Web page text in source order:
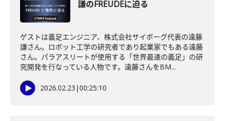
謙のFREUDEに迫る
ゲストは義足エンジニア、株式会社サイボーグ代表の遠藤
謙さん。ロボット工学の研究者であり起業家でもある遠藤
さん。パラアスリートが使用する「世界最速の義足」の研
究開発を行なっている人物です。遠藤さんをBM...
2026.02.23 |00:25:10